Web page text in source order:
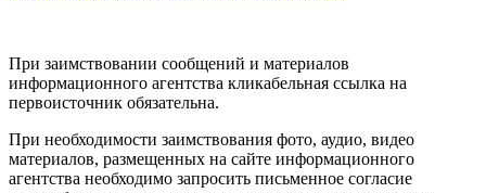
При заимствовании сообщений и материалов
информационного агентства кликабельная ссылка на
первоисточник обязательна.
При необходимости заимствования фото, аудио, видео
материалов, размещенных на сайте информационного
агентства необходимо запросить письменное согласие